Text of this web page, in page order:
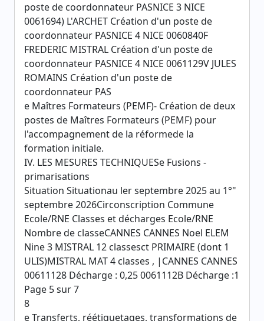
poste de coordonnateur PASNICE 3 NICE
0061694) L'ARCHET Création d'un poste de
coordonnateur PASNICE 4 NICE 0060840F
FREDERIC MISTRAL Création d'un poste de
coordonnateur PASNICE 4 NICE 0061129V JULES
ROMAINS Création d'un poste de
coordonnateur PAS
e Maîtres Formateurs (PEMF)- Création de deux
postes de Maîtres Formateurs (PEMF) pour
l'accompagnement de la réformede la
formation initiale.
IV. LES MESURES TECHNIQUESe Fusions -
primarisations
Situation Situationau ler septembre 2025 au 1°"
septembre 2026Circonscription Commune
Ecole/RNE Classes et décharges Ecole/RNE
Nombre de classeCANNES CANNES Noel ELEM
Nine 3 MISTRAL 12 classesct PRIMAIRE (dont 1
ULIS)MISTRAL MAT 4 classes , |CANNES CANNES
00611128 Décharge : 0,25 0061112B Décharge :1
Page 5 sur 7
8
e Transferts, réétiquetages, transformations de